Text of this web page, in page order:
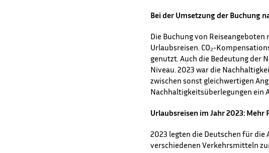
Bei der Umsetzung der Buchung
Die Buchung von
Urlaubsreisen. CO₂-
genutzt. Auch die Bedeutung der
Niveau. 2023 war die
zwischen sonst gleichwertigen
Nachhaltigkeitsüberlegungen ein
Urlaubsreisen im Jahr 2023: Mehr
2023 legten die Deutschen für
verschiedenen Verkehrsmitteln